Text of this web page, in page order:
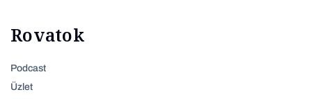
Rovatok
Podcast
Üzlet